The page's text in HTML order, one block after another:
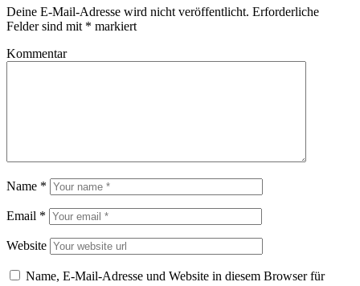
Deine E-Mail-Adresse wird nicht veröffentlicht. Erforderliche
Felder sind mit * markiert
Kommentar
Name *
Email *
Website
Name, E-Mail-Adresse und Website in diesem Browser für